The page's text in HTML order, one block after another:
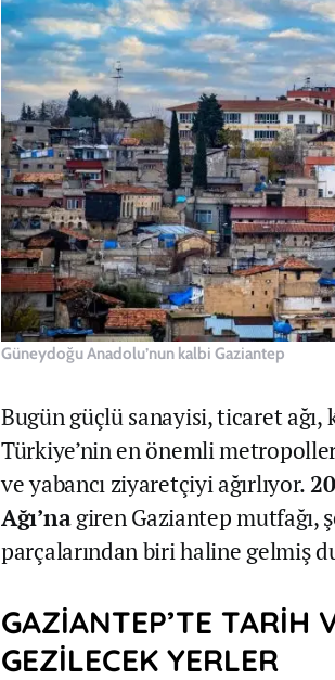
Güneydoğu Anadolu’nun kalbi Gaziantep
Bugün güçlü sanayisi, ticaret
Türkiye’nin en önemli
ve yabancı ziyaretçiyi ağırlıyor.
Ağı’nagiren Gaziantep mutfağı,
parçalarından biri haline gelmiş
GAZİANTEP’TE TARİH
GEZİLECEK YERLER